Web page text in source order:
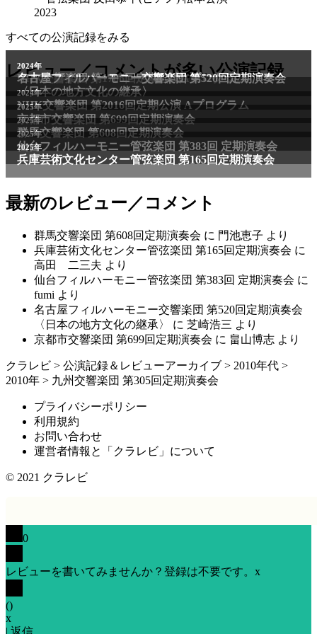
2023
すべての公演記録をみる
レビュー／コメントが多い公演記録
最新のレビュー／コメント
群馬交響楽団 第608回定期演奏会 に 門池恵子 より
兵庫芸術文化センター管弦楽団 第165回定期演奏会 に
高田 二三夫 より
仙台フィルハーモニー管弦楽団 第383回 定期演奏会 に
fumi より
名古屋フィルハーモニー交響楽団 第520回定期演奏会
〈日本の地方文化の継承〉
に 芝崎浩三 より
京都市交響楽団 第699回定期演奏会 に 畠山博志 より
クラレビ > 公演記録＆レビューアーカイブ > 2010年代 >
2010年 > 九州交響楽団 第305回定期演奏会
プライバシーポリシー
利用規約
お問い合わせ
運営者情報と「クラレビ」について
© 2021 クラレビ
0
レビューを書いてみませんか？登録は不要です。 x
()
x
| 返信